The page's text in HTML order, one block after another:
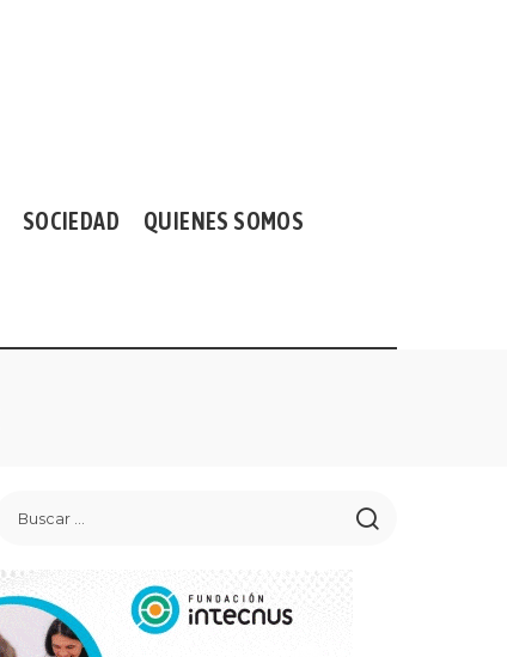
SOCIEDAD QUIENES SOMOS